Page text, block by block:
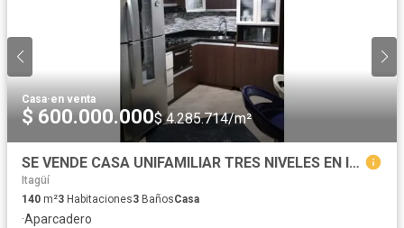
Casa·en venta
$ 600.000.000$ 4.285.714/m²
SE VENDE CASA UNIFAMILIAR TRES NIVELES EN ITAGUI SURAMERICA
Itagüí
140 m²3 Habitaciones3 BañosCasa
·Aparcadero